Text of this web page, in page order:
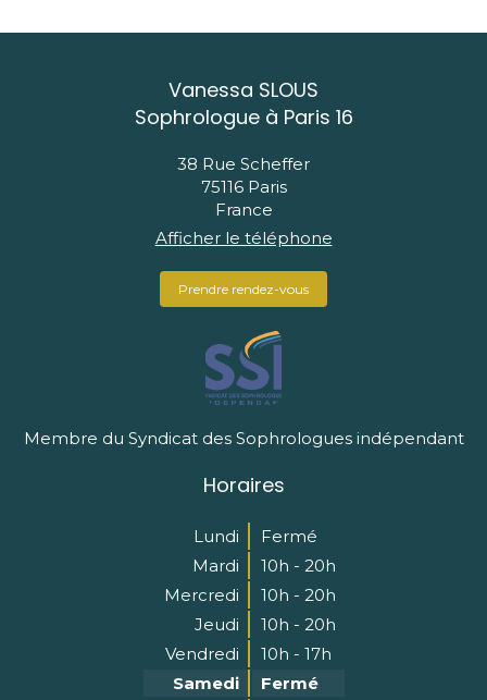
Vanessa SLOUS
Sophrologue à Paris 16
38 Rue Scheffer
75116 Paris
France
Afficher le téléphone
Prendre rendez-vous
Membre du Syndicat des Sophrologues indépendant
Horaires
Lundi
Fermé
Mardi
10h - 20h
Mercredi
10h - 20h
Jeudi
10h - 20h
Vendredi
10h - 17h
Samedi
Fermé